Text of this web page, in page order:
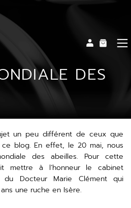
DES
un peu différent de ceux que
blog. En effet, le 20 mai, nous
des abeilles. Pour cette
mettre à l’honneur le cabinet
du Docteur Marie Clément qui
une ruche en Isère.